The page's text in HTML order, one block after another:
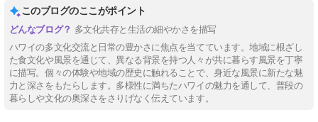
このブログのここがポイント
多文化共存と生活の細やかさを描写
ハワイの多文化交流と日常の豊かさに焦点を当てています。地域に根ざし
た食文化や風景を通じて、異なる背景を持つ人々が共に暮らす風景を丁寧
に描写。個々の体験や地域の歴史に触れることで、身近な風景に新たな魅
力と深さをもたらします。多様性に満ちたハワイの魅力を通して、普段の
暮らしや文化の奥深さをさりげなく伝えています。